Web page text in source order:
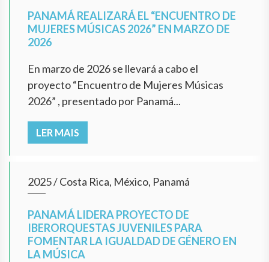
PANAMÁ REALIZARÁ EL “ENCUENTRO DE
MUJERES MÚSICAS 2026” EN MARZO DE
2026
En marzo de 2026 se llevará a cabo el
proyecto “Encuentro de Mujeres Músicas
2026” , presentado por Panamá...
LER MAIS
2025/Costa Rica, México, Panamá
PANAMÁ LIDERA PROYECTO DE
IBERORQUESTAS JUVENILES PARA
FOMENTAR LA IGUALDAD DE GÉNERO EN
LA MÚSICA